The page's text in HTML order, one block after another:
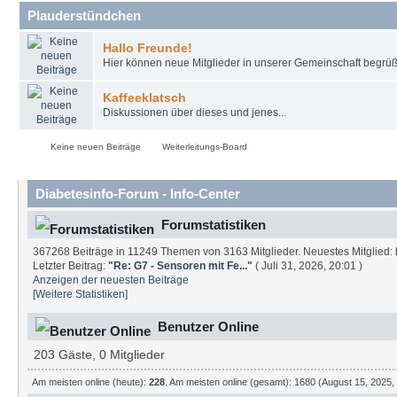
Plauderstündchen
Hallo Freunde!
Hier können neue Mitglieder in unserer Gemeinschaft
Kaffeeklatsch
Diskussionen über dieses und jenes...
Keine neuen Beiträge Weiterleitungs-Board
Diabetesinfo-Forum - Info-Center
Forumstatistiken
367268 Beiträge in 11249 Themen von 3163 Mitglieder. Neuestes Mitglied:
Letzter Beitrag:" Re: G7 - Sensoren mit Fe..." ( Juli 31, 2026, 20:01 )
Anzeigen der neuesten Beiträge
[Weitere Statistiken]
Benutzer Online
203 Gäste, 0 Mitglieder
Am meisten online (heute):228 . Am meisten online (gesamt): 1680 (August 15, 2025,